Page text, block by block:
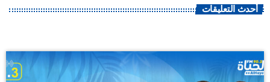
أحدث التعليقات